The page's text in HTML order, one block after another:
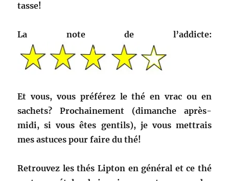
tasse!
La note de l’addicte:
Et vous, vous préférez le thé en vrac ou en
sachets? Prochainement (dimanche après-
midi, si vous êtes gentils), je vous mettrais
mes astuces pour faire du thé!
Retrouvez les thés Lipton en général et ce thé